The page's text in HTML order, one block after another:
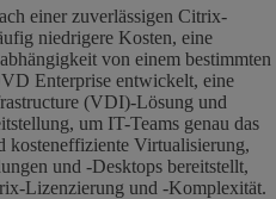
einer zuverlässigen Citrix-
niedrigere Kosten, eine
von einem bestimmten
Enterprise entwickelt, eine
(VDI)-Lösung und
um IT-Teams genau das
kosteneffiziente Virtualisierung,
und -Desktops bereitstellt,
Lizenzierung und -Komplexität.